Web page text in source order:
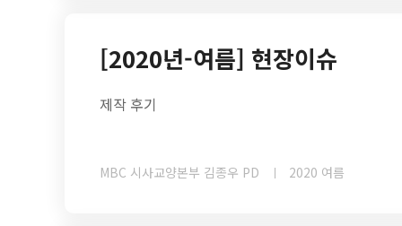
[2020년-여름] 현장이슈
제작 후기
MBC 시사교양본부 김종우 PD 2020 여름